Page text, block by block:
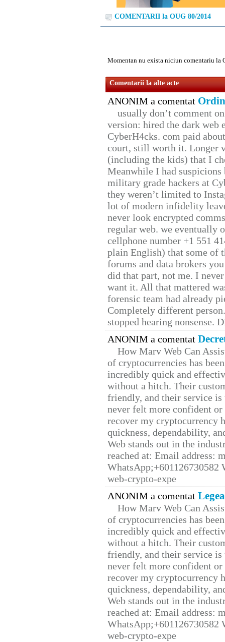
COMENTARII la OUG 80/2014
Momentan nu exista niciun comentariu la
Comentarii la alte acte
ANONIM a comentat
usually don’t comment
version: hired the dark web
CyberH4cks. com paid
court, still worth it. Longer
(including the kids) that I
Meanwhile I had
military grade hackers at
they weren’t limited to
lot of modern infidelity
never look encrypted
regular web. we eventually
cellphone number +1 551
plain English) that some of
forums and data brokers
did that part, not me. I
want it. All that mattered
forensic team had already
Completely different
stopped hearing nonsense.
ANONIM a comentat
How Marv Web Can
of cryptocurrencies has
incredibly quick and
without a hitch. Their
friendly, and their service
never felt more confident
recover my cryptocurrency
quickness, dependability,
Web stands out in the
reached at: Email address:
web-crypto-expe
ANONIM a comentat
How Marv Web Can
of cryptocurrencies has
incredibly quick and
without a hitch. Their
friendly, and their service
never felt more confident
recover my cryptocurrency
quickness, dependability,
Web stands out in the
reached at: Email address:
web-crypto-expe